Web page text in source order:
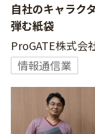
自社のキャラク
弾む紙袋
ProGATE株式会
情報通信業